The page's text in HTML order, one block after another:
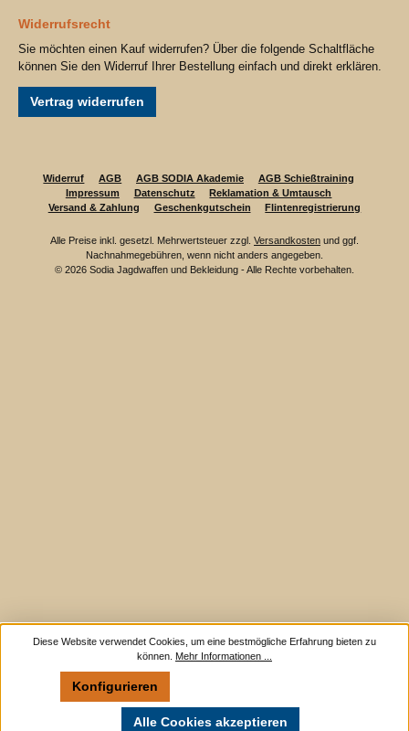
Widerrufsrecht
Sie möchten einen Kauf widerrufen? Über die folgende Schaltfläche
können Sie den Widerruf Ihrer Bestellung einfach und direkt erklären.
Vertrag widerrufen
Widerruf AGB AGB SODIA Akademie
AGB Schießtraining
Impressum
Datenschutz
Reklamation & Umtausch
Versand & Zahlung
Geschenkgutschein Flintenregistrierung
Alle Preise inkl. gesetzl. Mehrwertsteuer zzgl. Versandkosten und ggf.
Nachnahmegebühren, wenn nicht anders angegeben.
© 2026 Sodia Jagdwaffen und Bekleidung - Alle Rechte vorbehalten.
Diese Website verwendet Cookies, um eine bestmögliche Erfahrung bieten zu
können. Mehr Informationen ...
Konfigurieren
Alle Cookies akzeptieren